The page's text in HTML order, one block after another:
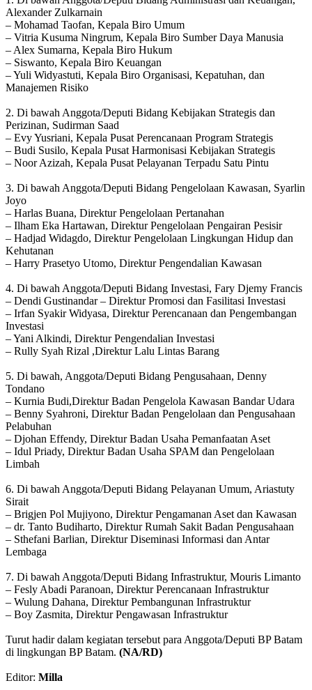
Alexander Zulkarnain
– Mohamad Taofan, Kepala Biro Umum
– Vitria Kusuma Ningrum, Kepala Biro Sumber Daya Manusia
– Alex Sumarna, Kepala Biro Hukum
– Siswanto, Kepala Biro Keuangan
– Yuli Widyastuti, Kepala Biro Organisasi, Kepatuhan, dan
Manajemen Risiko
2. Di bawah Anggota/Deputi Bidang Kebijakan Strategis dan
Perizinan, Sudirman Saad
– Evy Yusriani, Kepala Pusat Perencanaan Program Strategis
– Budi Susilo, Kepala Pusat Harmonisasi Kebijakan Strategis
– Noor Azizah, Kepala Pusat Pelayanan Terpadu Satu Pintu
3. Di bawah Anggota/Deputi Bidang Pengelolaan Kawasan, Syarlin
Joyo
– Harlas Buana, Direktur Pengelolaan Pertanahan
– Ilham Eka Hartawan, Direktur Pengelolaan Pengairan Pesisir
– Hadjad Widagdo, Direktur Pengelolaan Lingkungan Hidup dan
Kehutanan
– Harry Prasetyo Utomo, Direktur Pengendalian Kawasan
4. Di bawah Anggota/Deputi Bidang Investasi, Fary Djemy Francis
– Dendi Gustinandar – Direktur Promosi dan Fasilitasi Investasi
– Irfan Syakir Widyasa, Direktur Perencanaan dan Pengembangan
Investasi
– Yani Alkindi, Direktur Pengendalian Investasi
– Rully Syah Rizal ,Direktur Lalu Lintas Barang
5. Di bawah, Anggota/Deputi Bidang Pengusahaan, Denny
Tondano
– Kurnia Budi,Direktur Badan Pengelola Kawasan Bandar Udara
– Benny Syahroni, Direktur Badan Pengelolaan dan Pengusahaan
Pelabuhan
– Djohan Effendy, Direktur Badan Usaha Pemanfaatan Aset
– Idul Priady, Direktur Badan Usaha SPAM dan Pengelolaan
Limbah
6. Di bawah Anggota/Deputi Bidang Pelayanan Umum, Ariastuty
Sirait
– Brigjen Pol Mujiyono, Direktur Pengamanan Aset dan Kawasan
– dr. Tanto Budiharto, Direktur Rumah Sakit Badan Pengusahaan
– Sthefani Barlian, Direktur Diseminasi Informasi dan Antar
Lembaga
7. Di bawah Anggota/Deputi Bidang Infrastruktur, Mouris Limanto
– Fesly Abadi Paranoan, Direktur Perencanaan Infrastruktur
– Wulung Dahana, Direktur Pembangunan Infrastruktur
– Boy Zasmita, Direktur Pengawasan Infrastruktur
Turut hadir dalam kegiatan tersebut para Anggota/Deputi BP Batam
di lingkungan BP Batam. (NA/RD)
Editor: Milla